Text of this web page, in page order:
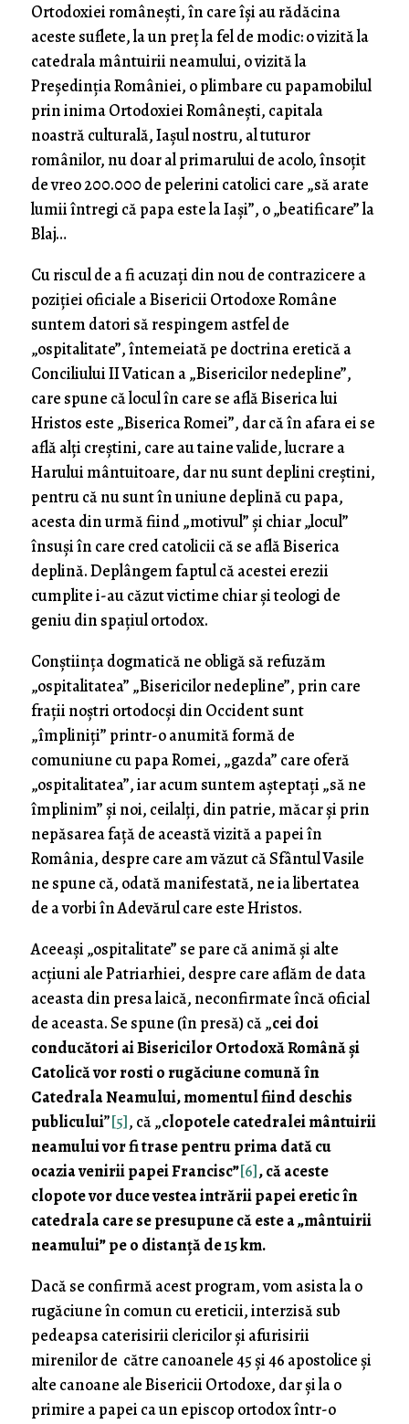
Ortodoxiei românești, în care își au rădăcina
aceste suflete, la un preț la fel de modic: o vizită la
catedrala mântuirii neamului, o vizită la
Președinția României, o plimbare cu papamobilul
prin inima Ortodoxiei Românești, capitala
noastră culturală, Iașul nostru, al tuturor
românilor, nu doar al primarului de acolo, însoțit
de vreo 200.000 de pelerini catolici care „să arate
lumii întregi că papa este la Iași”, o „beatificare” la
Blaj…
Cu riscul de a fi acuzați din nou de contrazicere a
poziției oficiale a Bisericii Ortodoxe Române
suntem datori să respingem astfel de
„ospitalitate”, întemeiată pe doctrina eretică a
Conciliului II Vatican a „Bisericilor nedepline”,
care spune că locul în care se află Biserica lui
Hristos este „Biserica Romei”, dar că în afara ei se
află alți creștini, care au taine valide, lucrare a
Harului mântuitoare, dar nu sunt deplini creștini,
pentru că nu sunt în uniune deplină cu papa,
acesta din urmă fiind „motivul” și chiar „locul”
însuși în care cred catolicii că se află Biserica
deplină. Deplângem faptul că acestei erezii
cumplite i-au căzut victime chiar și teologi de
geniu din spațiul ortodox.
Conștiința dogmatică ne obligă să refuzăm
„ospitalitatea” „Bisericilor nedepline”, prin care
frații noștri ortodocși din Occident sunt
„împliniți” printr-o anumită formă de
comuniune cu papa Romei, „gazda” care oferă
„ospitalitatea”, iar acum suntem așteptați „să ne
împlinim” și noi, ceilalți, din patrie, măcar și prin
nepăsarea față de această vizită a papei în
România, despre care am văzut că Sfântul Vasile
ne spune că, odată manifestată, ne ia libertatea
de a vorbi în Adevărul care este Hristos.
Aceeași „ospitalitate” se pare că animă și alte
acțiuni ale Patriarhiei, despre care aflăm de data
aceasta din presa laică, neconfirmate încă oficial
de aceasta. Se spune (în presă) că „cei doi
conducători ai Bisericilor Ortodoxă Română și
Catolică vor rosti o rugăciune comună în
Catedrala Neamului, momentul fiind deschis
publicului”[5], că „clopotele catedralei mântuirii
neamului vor fi trase pentru prima dată cu
ocazia venirii papei Francisc”[6], că aceste
clopote vor duce vestea intrării papei eretic în
catedrala care se presupune că este a „mântuirii
neamului” pe o distanță de 15 km.
Dacă se confirmă acest program, vom asista la o
rugăciune în comun cu ereticii, interzisă sub
pedeapsa caterisirii clericilor și afurisirii
mirenilor de către canoanele 45 și 46 apostolice și
alte canoane ale Bisericii Ortodoxe, dar și la o
primire a papei ca un episcop ortodox într-o